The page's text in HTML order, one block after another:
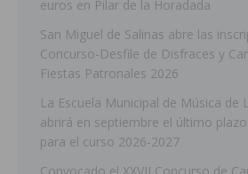
euros en Pilar de la Horadada
San Miguel de Salinas abre las
Concurso-Desfile de Disfraces y
Fiestas Patronales 2026
La Escuela Municipal de Música de
abrirá en septiembre el último
para el curso 2026-2027